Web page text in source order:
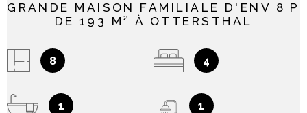
GRANDE MAISON FAMILIALE D'ENV 8 P
DE 193 M² À OTTERSTHAL
8 4
1 1